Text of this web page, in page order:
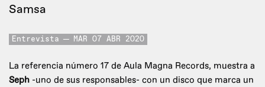
Samsa
Entrevista MAR 07 ABR 2020
La referencia número 17 de Aula Magna Records, muestra a
Seph -uno de sus responsables- con un disco que marca un